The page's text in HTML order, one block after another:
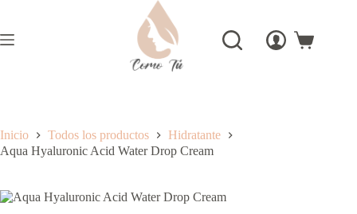
contenido
Carro
Inicio Todos los productos
Hidratante
Aqua Hyaluronic Acid Water Drop Cream